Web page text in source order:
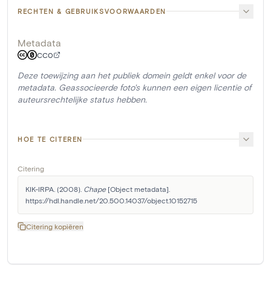
RECHTEN & GEBRUIKSVOORWAARDEN
Metadata
CC0
Deze toewijzing aan het publiek domein geldt enkel voor de
metadata. Geassocieerde foto's kunnen een eigen licentie of
auteursrechtelijke status hebben.
HOE TE CITEREN
Citering
KIK-IRPA. (2008). Chape [Object metadata].
https://hdl.handle.net/20.500.14037/object.10152715
Citering kopiëren